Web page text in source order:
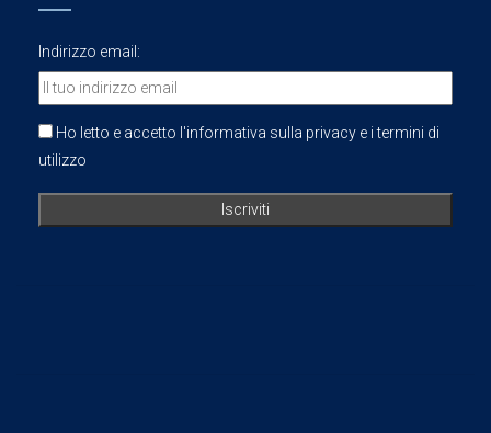
Indirizzo email:
Ho letto e accetto l'informativa sulla privacy e i termini di
utilizzo